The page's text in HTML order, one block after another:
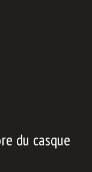
du casque